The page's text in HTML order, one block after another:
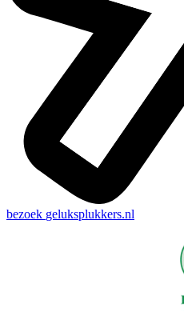
bezoek geluksplukkers.nl